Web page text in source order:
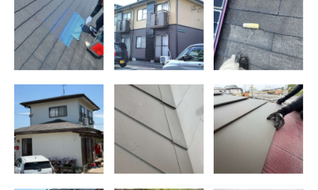
町 I 様邸 屋
根塗装工事 中
塗り・上塗り
町 アパート塗
装工事 ビフォ
ーアフター
町 I様邸 屋
根・附帯部下塗
り
神埼市 屋根カ
バー工法 完了
状況
神埼市 屋根カ
バー工法
神埼市 屋根カ
バー工法